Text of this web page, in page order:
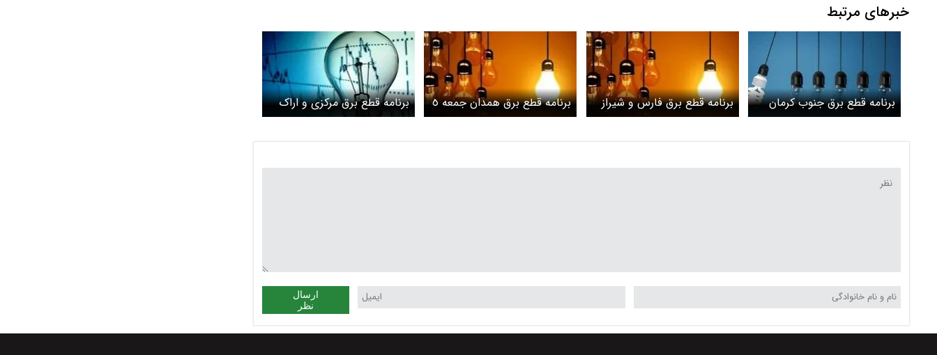
خبرهای مرتبط
برنامه قطع برق جنوب کرمان
جمعه ٥ اردیبهشت ۱۴۰۴
برنامه قطع برق فارس و شیراز
جمعه ٥ اردیبهشت ۱۴۰۴
برنامه قطع برق همدان جمعه ٥
اردیبهشت ۱۴۰۴
برنامه قطع برق مرکزی و اراک
جمعه ٥ اردیبهشت ۱۴۰۴
ارسال
نظر